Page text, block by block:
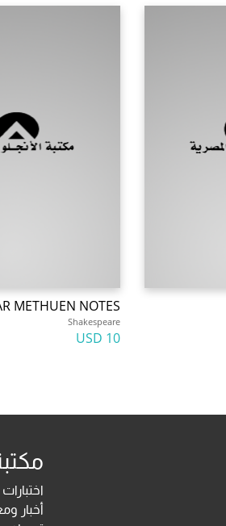
METHUEN NOTES
Shakespeare
10 USD
أخبار